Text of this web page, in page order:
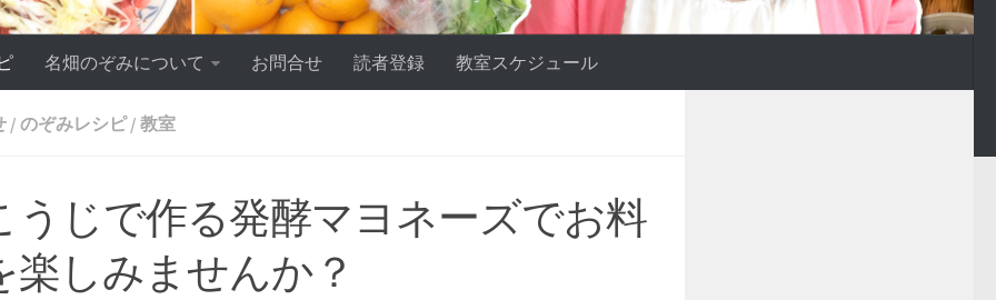
名畑のぞみについて お問合せ 読者登録 教室スケジュール
/ のぞみレシピ / 教室
うじで作る発酵マヨネーズでお料
楽しみませんか？